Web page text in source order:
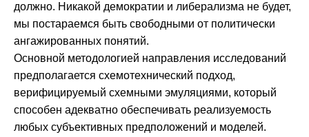
должно. Никакой демократии и либерализма не будет,
мы постараемся быть свободными от политически
ангажированных понятий.
Основной методологией направления исследований
предполагается схемотехнический подход,
верифицируемый схемными эмуляциями, который
способен адекватно обеспечивать реализуемость
любых субъективных предположений и моделей.